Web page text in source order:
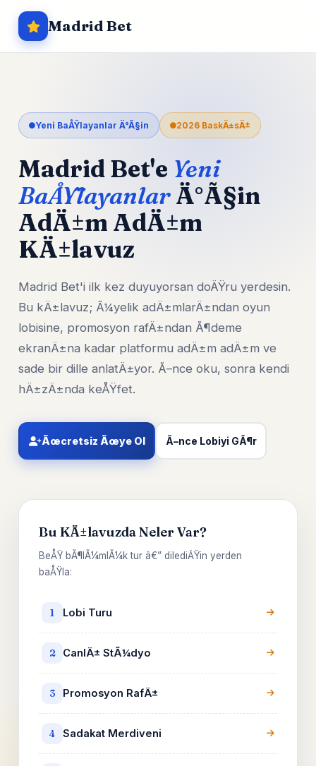
Madrid Bet
Yeni BaÅŸlayanlar Ä°Ã§in 2026 BaskÄ±sÄ±
Madrid Bet'e Yeni
BaÅŸlayanlarÄ°Ã§in
AdÄ±m AdÄ±m
KÄ±lavuz
Madrid Bet'i ilk kez duyuyorsan doÄŸru yerdesin.
Bu kÄ±lavuz; Ã¼yelik adÄ±mlarÄ±ndan oyun
lobisine, promosyon rafÄ±ndan Ã¶deme
ekranÄ±na kadar platformu adÄ±m adÄ±m ve
sade bir dille anlatÄ±yor. Ã–nce oku, sonra kendi
hÄ±zÄ±nda keÅŸfet.
Ãœcretsiz Ãœye Ol Ã–nce Lobiyi GÃ¶r
Bu KÄ±lavuzda Neler Var?
BeÅŸ bÃ¶lÃ¼mlÃ¼k tur â€” dilediÄŸin yerden
baÅŸla:
1 Lobi Turu
2 CanlÄ± StÃ¼dyo
3 Promosyon RafÄ±
4 Sadakat Merdiveni